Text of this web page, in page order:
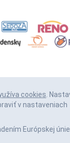
cookies.
v nastaveniach
Európskej únie